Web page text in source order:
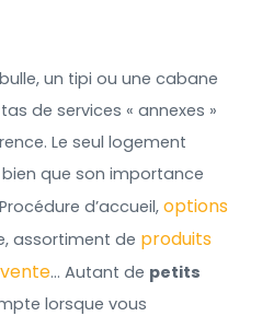
un tipi ou une cabane
de services « annexes »
Le seul logement
que son importance
d’accueil,options
assortiment de produits
… Autant de petits
lorsque vous